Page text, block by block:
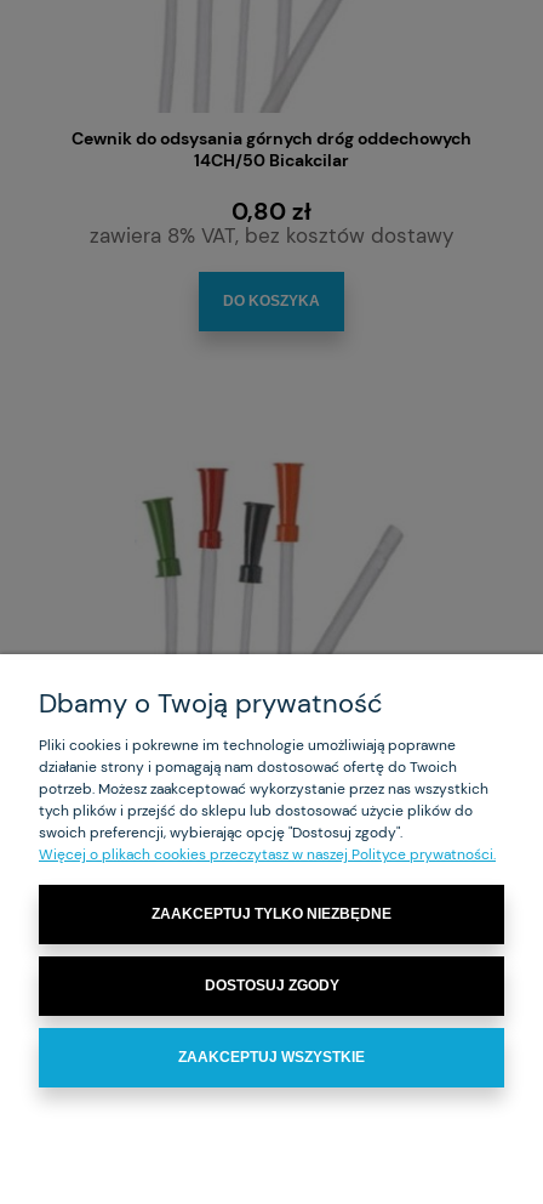
Cewnik do odsysania górnych dróg oddechowych
14CH/50 Bicakcilar
0,80 zł
zawiera 8% VAT, bez kosztów dostawy
DO KOSZYKA
Cewnik do odsysania górnych dróg oddechowych
16CH/50 Bicakcilar
0,80 zł
zawiera 8% VAT, bez kosztów dostawy
Dbamy o Twoją prywatność
Pliki cookies i pokrewne im technologie umożliwiają poprawne
działanie strony i pomagają nam dostosować ofertę do Twoich
potrzeb. Możesz zaakceptować wykorzystanie przez nas wszystkich
tych plików i przejść do sklepu lub dostosować użycie plików do
swoich preferencji, wybierając opcję "Dostosuj zgody".
Więcej o plikach cookies przeczytasz w naszej Polityce prywatności.
ZAAKCEPTUJ TYLKO NIEZBĘDNE
DOSTOSUJ ZGODY
ZAAKCEPTUJ WSZYSTKIE